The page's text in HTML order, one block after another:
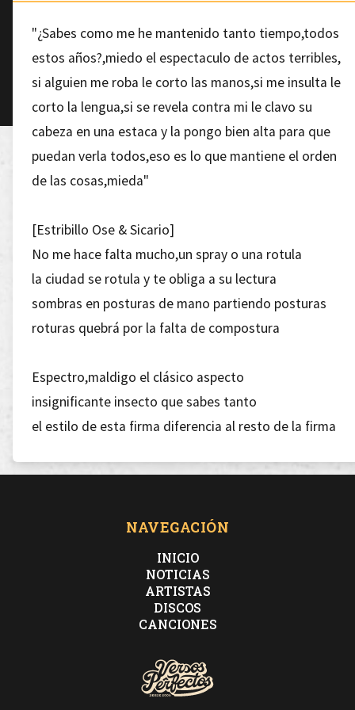
"¿Sabes como me he mantenido tanto tiempo,todos
estos años?,miedo el espectaculo de actos terribles,
si alguien me roba le corto las manos,si me insulta le
corto la lengua,si se revela contra mi le clavo su
cabeza en una estaca y la pongo bien alta para que
puedan verla todos,eso es lo que mantiene el orden
de las cosas,mieda"
[Estribillo Ose & Sicario]
No me hace falta mucho,un spray o una rotula
la ciudad se rotula y te obliga a su lectura
sombras en posturas de mano partiendo posturas
roturas quebrá por la falta de compostura
Espectro,maldigo el clásico aspecto
insignificante insecto que sabes tanto
el estilo de esta firma diferencia al resto de la firma
anochece,debeis iros
cambiad el camino por el mio y da un giro
algo tengo que deciros
por mi hay gente que se liaria a tiros contigo,¿me ha
NAVEGACIÓN
INICIO
NOTICIAS
ARTISTAS
DISCOS
CANCIONES